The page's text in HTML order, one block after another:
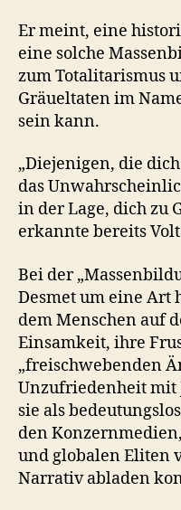
Er meint, eine
eine solche
zum Totalitarismus
Gräueltaten im
sein kann.
„Diejenigen, die
das
in der Lage, dich zu
erkannte bereits
Bei der
Desmet um eine Art
dem Menschen auf
Einsamkeit, ihre
„freischwebenden
Unzufriedenheit mit
sie als
den
und globalen Eliten
Narrativ abladen